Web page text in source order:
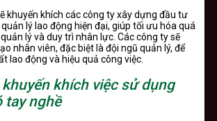
khuyến khích các công ty xây dựng đầu tư
lý lao động hiện đại, giúp tối ưu hóa quá
lý và duy trì nhân lực. Các công ty sẽ
nhân viên, đặc biệt là đội ngũ quản lý, để
lao động và hiệu quả công việc.
khích việc sử dụng
tay nghề